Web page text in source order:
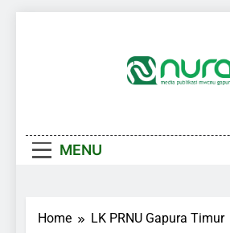
MENU
Home LK PRNU Gapura Timur